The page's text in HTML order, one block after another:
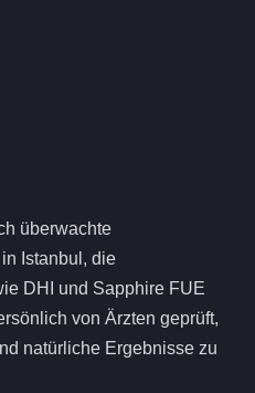
überwachte
Istanbul, die
DHI und Sapphire FUE
von Ärzten geprüft,
natürliche Ergebnisse zu